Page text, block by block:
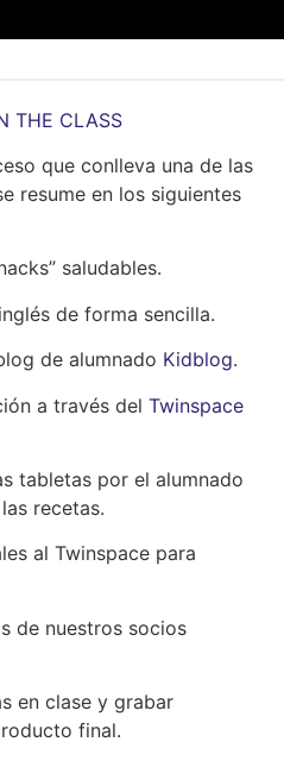
THE CLASS
que conlleva una de las
resume en los siguientes
saludables.
de forma sencilla.
de alumnado Kidblog.
a través del Twinspace
tabletas por el alumnado
recetas.
al Twinspace para
de nuestros socios
en clase y grabar
final.